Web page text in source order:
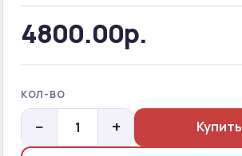
4800.00р.
КОЛ-ВО
− + Купить